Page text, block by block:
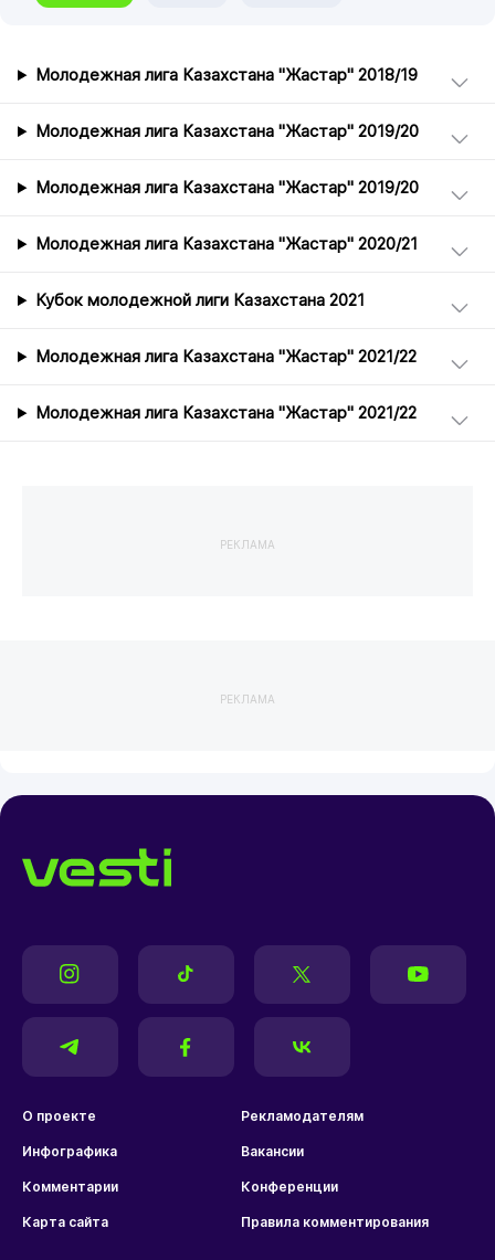
Молодежная лига Казахстана "Жастар" 2018/19
Молодежная лига Казахстана "Жастар" 2019/20
Молодежная лига Казахстана "Жастар" 2019/20
Молодежная лига Казахстана "Жастар" 2020/21
Кубок молодежной лиги Казахстана 2021
Молодежная лига Казахстана "Жастар" 2021/22
Молодежная лига Казахстана "Жастар" 2021/22
РЕКЛАМА
РЕКЛАМА
О проекте Рекламодателям
Инфографика Вакансии
Комментарии Конференции
Карта сайта Правила комментирования